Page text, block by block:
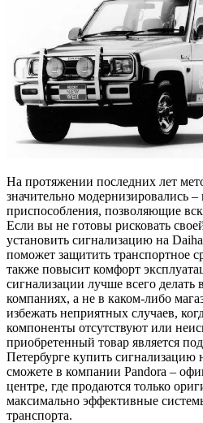
На протяжении последних лет
значительно модернизировались
приспособления, позволяющие
Если вы не готовы рисковать
установить сигнализацию на
поможет защитить транспортное
также повысит комфорт
сигнализации лучше всего
компаниях, а не в каком-либо
избежать неприятных случаев,
компоненты отсутствуют или
приобретенный товар является
Петербурге купить сигнализацию
сможете в компании Pandora –
центре, где продаются только
максимально эффективные
транспорта.